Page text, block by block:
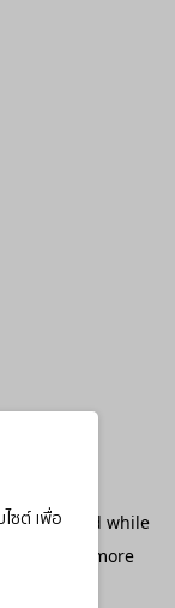
ซต์ เพื่อ
occurred while
for more